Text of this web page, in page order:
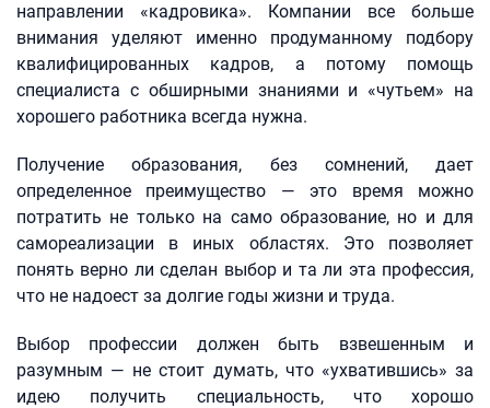
направлении «кадровика». Компании все больше
внимания уделяют именно продуманному подбору
квалифицированных кадров, а потому помощь
специалиста с обширными знаниями и «чутьем» на
хорошего работника всегда нужна.
Получение образования, без сомнений, дает
определенное преимущество — это время можно
потратить не только на само образование, но и для
самореализации в иных областях. Это позволяет
понять верно ли сделан выбор и та ли эта профессия,
что не надоест за долгие годы жизни и труда.
Выбор профессии должен быть взвешенным и
разумным — не стоит думать, что «ухватившись» за
идею получить специальность, что хорошо